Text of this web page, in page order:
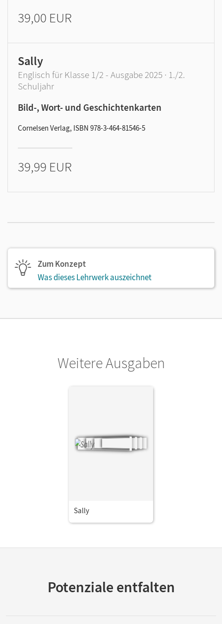
39,00 EUR
Sally
Englisch für Klasse 1/2 - Ausgabe 2025 · 1./2.
Schuljahr
Bild-, Wort- und Geschichtenkarten
Cornelsen Verlag, ISBN 978-3-464-81546-5
39,99 EUR
Zum Konzept
Was dieses Lehrwerk auszeichnet
Weitere Ausgaben
Sally
Potenziale entfalten